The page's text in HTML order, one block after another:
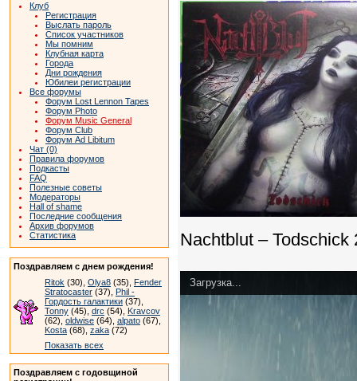
Клуб
Регистрация
Выслать пароль
Список участников
Мы помним
Клубная карта
Города
Дни рождения
Юбилеи регистрации
Все форумы
Форум Lost Lennon Tapes
Форум Photo
Форум Music General
Форум Club
Форум Ad Libitum
Чат (0)
Правила форумов
Подкасты
FAQ
Полезные советы
Модераторы
Hall of shame
Последние сообщения
Архив форумов
Статистика
Поздравляем с днем рождения!
Ritok (30), Olya8 (35), Fender
Stratocaster (37), Phil -
Гордость галактики (37),
Tonny (45), drc (54), Kravcov
(62), oldwise (64), alpato (67),
Kosta (68), zaka (72)
Показать всех
Поздравляем с годовщиной
Nachtblut – Todschick
Загрузка...